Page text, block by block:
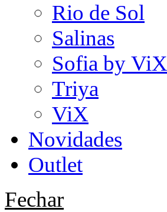
Rio de Sol
Salinas
Sofia by ViX
Triya
ViX
Novidades
Outlet
Fechar